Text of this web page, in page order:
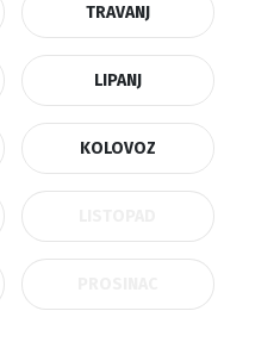
TRAVANJ
LIPANJ
KOLOVOZ